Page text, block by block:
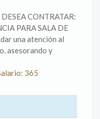
CONTRATAR:
PARA SALA DE
una atención al
asesorando y
365